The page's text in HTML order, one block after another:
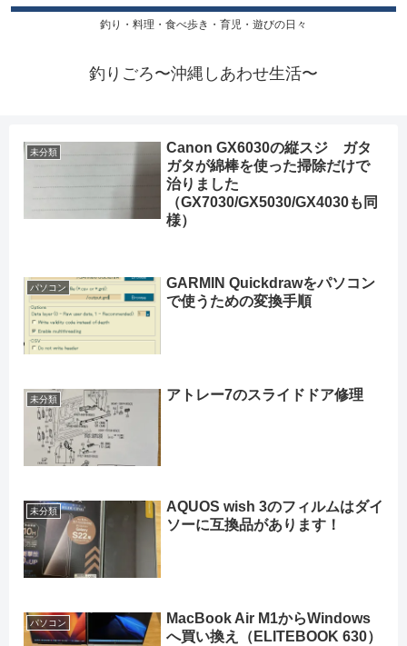
釣り・料理・食べ歩き・育児・遊びの日々
釣りごろ〜沖縄しあわせ生活〜
未分類
Canon GX6030の縦スジ ガタ
ガタが綿棒を使った掃除だけで
治りました
（GX7030/GX5030/GX4030も同
様）
パソコン
GARMIN Quickdrawをパソコン
で使うための変換手順
未分類 アトレー7のスライドドア修理
未分類
AQUOS wish 3のフィルムはダイ
ソーに互換品があります！
パソコン
MacBook Air M1からWindows
へ買い換え（ELITEBOOK 630）